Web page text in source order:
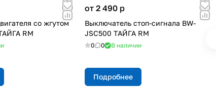
со жгутом
RM
от 2 490 p
Выключатель стоп-сигнала BW-
JSC500 ТАЙГА RM
0 0 В наличии
Подробнее